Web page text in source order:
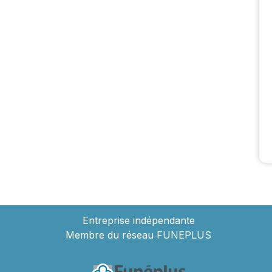
Entreprise indépendante
Membre du réseau FUNEPLUS